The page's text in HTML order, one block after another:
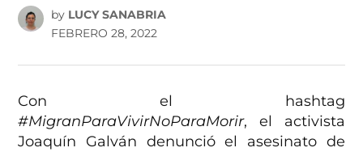
by LUCY SANABRIA
FEBRERO 28, 2022
Con el hashtag
#MigranParaVivirNoParaMorir, el activista
Joaquín Galván denunció el asesinato de